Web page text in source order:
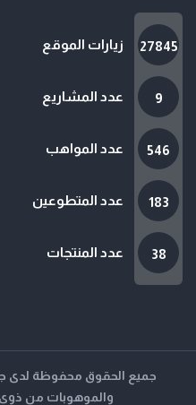
27845 زيارات الموقع
9 عدد المشاريع
546 عدد المواهب
183 عدد المتطوعين
38 عدد المنتجات
جميع الحقوق محفوظة لدى
والموهوبات من ذوي